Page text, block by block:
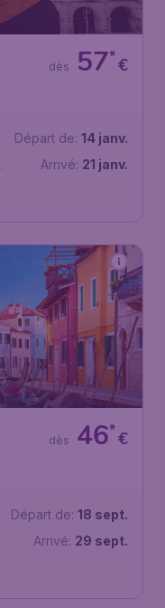
€
57*
dès
Départ de: 14 janv.
Arrivé: 21 janv.
€
46*
dès
Départ de: 18 sept.
Arrivé: 29 sept.